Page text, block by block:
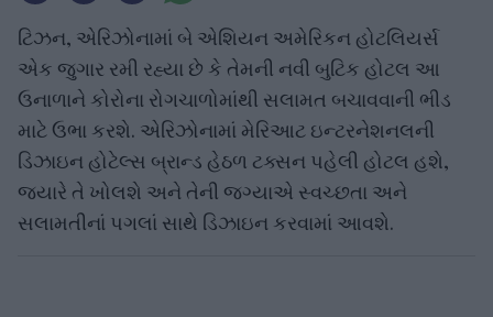
ટિઝન, એરિઝોનામાં બે એશિયન અમેરિકન હોટલિયર્સ
એક જુગાર રમી રહ્યા છે કે તેમની નવી બુટિક હોટલ આ
ઉનાળાને કોરોના રોગચાળોમાંથી સલામત બચાવવાની ભીડ
માટે ઉભા કરશે. એરિઝોનામાં મેરિઆટ ઇન્ટરનેશનલની
ડિઝાઇન હોટેલ્સ બ્રાન્ડ હેઠળ ટક્સન પહેલી હોટલ હશે,
જ્યારે તે ખોલશે અને તેની જગ્યાએ સ્વચ્છતા અને
સલામતીનાં પગલાં સાથે ડિઝાઇન કરવામાં આવશે.